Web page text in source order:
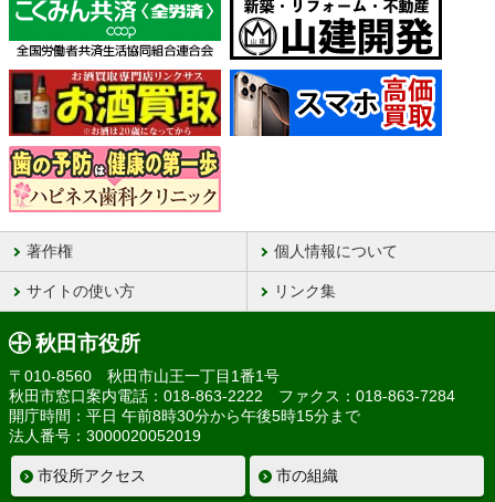
著作権 個人情報について
サイトの使い方 リンク集
秋田市役所
〒010-8560 秋田市山王一丁目1番1号
秋田市窓口案内電話：018-863-2222 ファクス：018-863-7284
開庁時間：平日 午前8時30分から午後5時15分まで
法人番号：3000020052019
市役所アクセス 市の組織